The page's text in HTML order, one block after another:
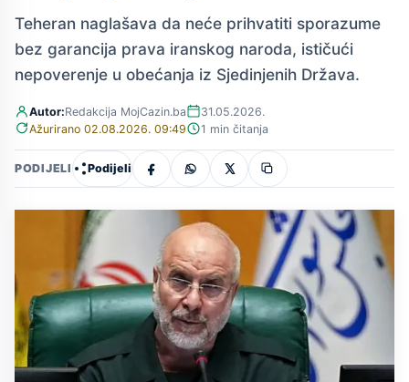
Teheran naglašava da neće prihvatiti sporazume
bez garancija prava iranskog naroda, ističući
nepoverenje u obećanja iz Sjedinjenih Država.
Autor:Redakcija MojCazin.ba
31.05.2026.
Ažurirano 02.08.2026. 09:49
1 min čitanja
PODIJELI Podijeli